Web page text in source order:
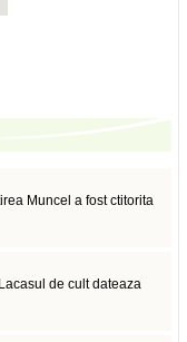
Muncel a fost ctitorita
de cult dateaza